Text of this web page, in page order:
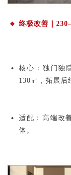
🔹 终极改善｜
核心：独门独
130㎡，拓展后
适配：高端改
体。